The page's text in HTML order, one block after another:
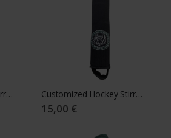
Customized Hockey Stirrup CZV Senior white Customized Hockey Stirrup CZV Senior black
15,00 €